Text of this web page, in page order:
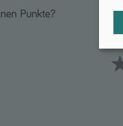
Punkte?